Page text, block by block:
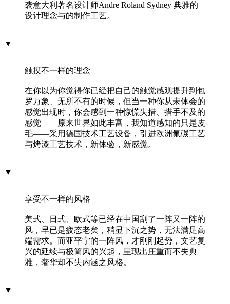
袭意大利著名设计师Andre Roland Sydney 典雅的
设计理念与的制作工艺。
▼
触摸不一样的理念
在你以为你觉得你已经把自己的触觉感观提升到包
罗万象、无所不有的时候，但当一种你从未体会的
感觉出现时，你会感到一种惊慌失措、措手不及的
感觉——原来世界如此丰富，我知道感知的只是皮
毛——采用德国技术工艺设备，引进欧洲氟碳工艺
与烤漆工艺技术，新体验，新感觉。
▼
享受不一样的风格
美式、日式、欧式等已经在中国刮了一阵又一阵的
风，早已是疲态老矣，稍显下沉之势，无法满足高
端需求。而亚平宁的一阵风，才刚刚起势，文艺复
兴的延续与极简风的兴起，呈现出庄重而不失典
雅，奢华却不失内涵之风格。
▼